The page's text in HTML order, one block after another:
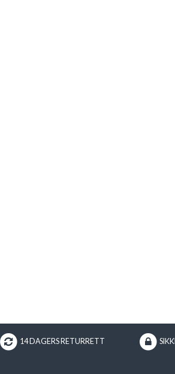
14 DAGERS RETURRETT